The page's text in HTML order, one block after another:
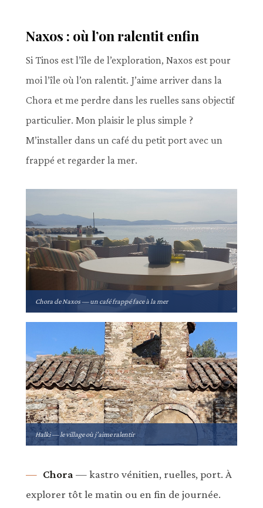
Naxos : où l’on ralentit enfin
Si Tinos est l’île de l’exploration, Naxos est pour
moi l’île où l’on ralentit. J’aime arriver dans la
Chora et me perdre dans les ruelles sans objectif
particulier. Mon plaisir le plus simple ?
M’installer dans un café du petit port avec un
frappé et regarder la mer.
Chora de Naxos — un café frappé face à la mer
Halki — le village où j’aime ralentir
Chora — kastro vénitien, ruelles, port. À
explorer tôt le matin ou en fin de journée.